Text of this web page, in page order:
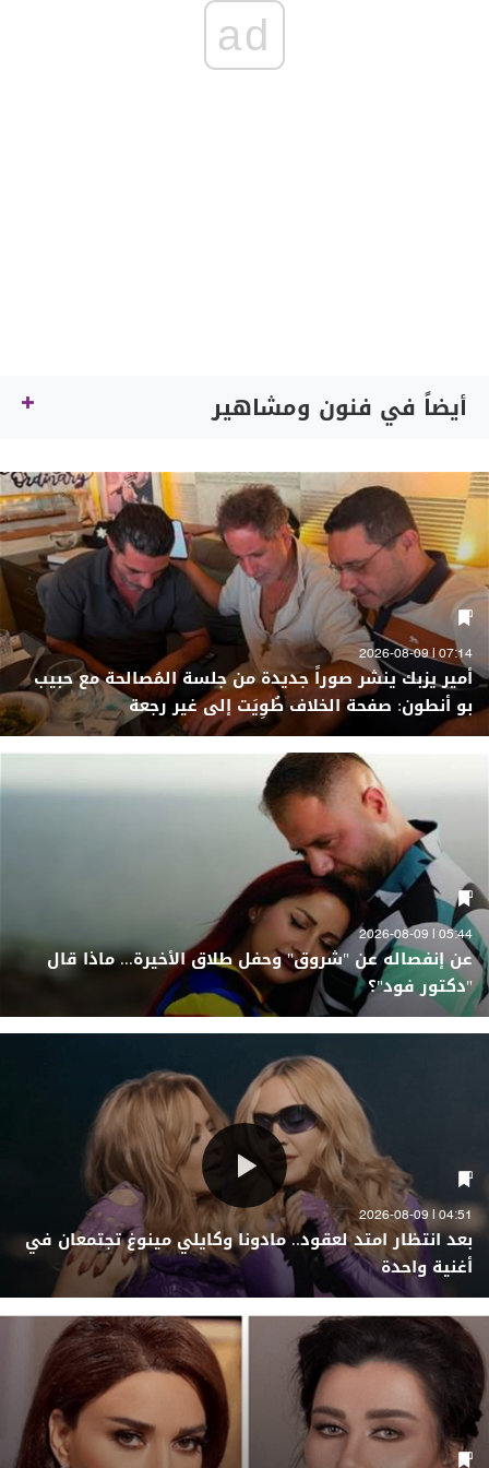
ad
أيضاً في فنون ومشاهير
07:14 | 2026-08-09
أمير يزبك ينشر صوراً جديدة من جلسة المُصالحة مع حبيب
بو أنطون: صفحة الخلاف طُوِيَت إلى غير رجعة
05:44 | 2026-08-09
عن إنفصاله عن "شروق" وحفل طلاق الأخيرة... ماذا قال
"دكتور فود"؟
04:51 | 2026-08-09
بعد انتظار امتد لعقود.. مادونا وكايلي مينوغ تجتمعان في
أغنية واحدة